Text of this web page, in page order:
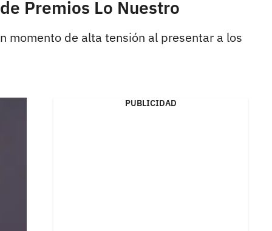
Premios Lo Nuestro
momento de alta tensión al presentar a los
PUBLICIDAD